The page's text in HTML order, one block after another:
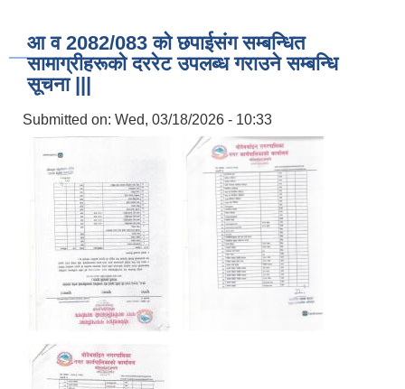
आ व 2082/083 को छपाईसंग सम्बन्धित
सामाग्रीहरूको दररेट उपलब्ध गराउने सम्बन्धि
सूचना |||
Submitted on: Wed, 03/18/2026 - 10:33